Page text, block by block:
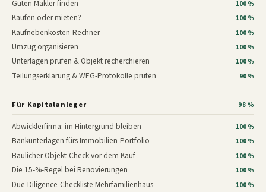
Guten Makler finden 100 %
Kaufen oder mieten? 100 %
Kaufnebenkosten-Rechner 100 %
Umzug organisieren 100 %
Unterlagen prüfen & Objekt recherchieren 100 %
Teilungserklärung & WEG-Protokolle prüfen 90 %
Für Kapitalanleger 98 %
Abwicklerfirma: im Hintergrund bleiben 100 %
Bankunterlagen fürs Immobilien-Portfolio 100 %
Baulicher Objekt-Check vor dem Kauf 100 %
Die 15-%-Regel bei Renovierungen 100 %
Due-Diligence-Checkliste Mehrfamilienhaus 100 %